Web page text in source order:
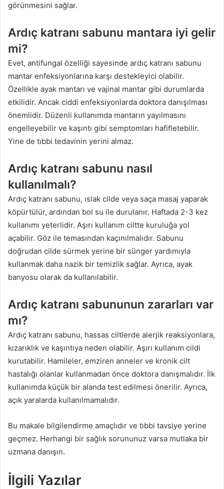
görünmesini sağlar.
Ardıç katranı sabunu mantara iyi gelir
mi?
Evet, antifungal özelliği sayesinde ardıç katranı sabunu
mantar enfeksiyonlarına karşı destekleyici olabilir.
Özellikle ayak mantarı ve vajinal mantar gibi durumlarda
etkilidir. Ancak ciddi enfeksiyonlarda doktora danışılması
önemlidir. Düzenli kullanımda mantarın yayılmasını
engelleyebilir ve kaşıntı gibi semptomları hafifletebilir.
Yine de tıbbi tedavinin yerini almaz.
Ardıç katranı sabunu nasıl
kullanılmalı?
Ardıç katranı sabunu, ıslak cilde veya saça masaj yaparak
köpürtülür, ardından bol su ile durulanır. Haftada 2-3 kez
kullanımı yeterlidir. Aşırı kullanım ciltte kuruluğa yol
açabilir. Göz ile temasından kaçınılmalıdır. Sabunu
doğrudan cilde sürmek yerine bir sünger yardımıyla
kullanmak daha nazik bir temizlik sağlar. Ayrıca, ayak
banyosu olarak da kullanılabilir.
Ardıç katranı sabununun zararları var
mı?
Ardıç katranı sabunu, hassas ciltlerde alerjik reaksiyonlara,
kızarıklık ve kaşıntıya neden olabilir. Aşırı kullanım cildi
kurutabilir. Hamileler, emziren anneler ve kronik cilt
hastalığı olanlar kullanmadan önce doktora danışmalıdır. İlk
kullanımda küçük bir alanda test edilmesi önerilir. Ayrıca,
açık yaralarda kullanılmamalıdır.
Bu makale bilgilendirme amaçlıdır ve tıbbi tavsiye yerine
geçmez. Herhangi bir sağlık sorununuz varsa mutlaka bir
uzmana danışın.
İlgili Yazılar